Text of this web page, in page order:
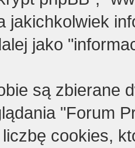
jakichkolwiek
jako
są zbierane
"Forum
cookies,